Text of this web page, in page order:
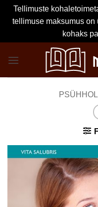
Tellimuste
tellimuse maksumus
kohaks